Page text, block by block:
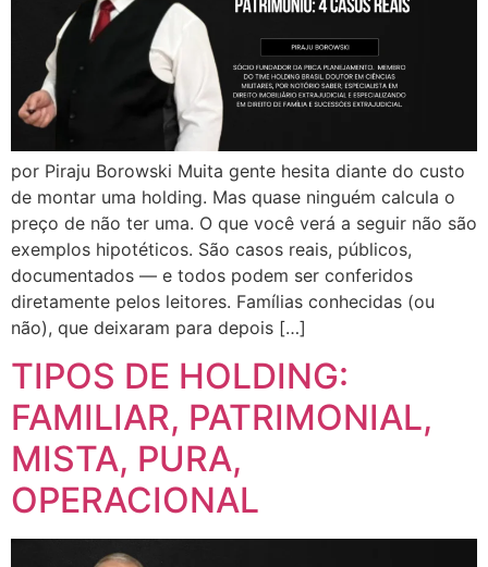
por Piraju Borowski Muita gente hesita diante do custo
de montar uma holding. Mas quase ninguém calcula o
preço de não ter uma. O que você verá a seguir não são
exemplos hipotéticos. São casos reais, públicos,
documentados — e todos podem ser conferidos
diretamente pelos leitores. Famílias conhecidas (ou
não), que deixaram para depois […]
TIPOS DE HOLDING:
FAMILIAR, PATRIMONIAL,
MISTA, PURA,
OPERACIONAL